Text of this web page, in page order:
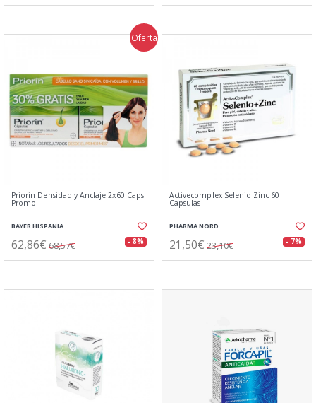
Oferta
Priorin Densidad y Anclaje 2x60 Caps
Promo
BAYER HISPANIA
62,86€ 68,57€ - 8%
Activecomplex Selenio Zinc 60
Capsulas
PHARMA NORD
21,50€ 23,10€ - 7%